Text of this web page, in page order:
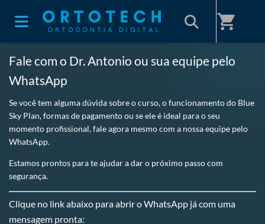
shopping_cart
Home / ORTOTECH
Fale com o Dr. Antonio ou sua equipe pelo
WhatsApp
Se você tem alguma dúvida sobre o curso, o funcionamento do Blue
Sky Plan, formas de pagamento ou se ele é ideal para o seu
momento profissional, fale agora mesmo com a nossa equipe pelo
WhatsApp.
Estamos prontos para te ajudar a dar o próximo passo com
segurança.
Clique no link abaixo para abrir o WhatsApp já com uma
mensagem pronta: